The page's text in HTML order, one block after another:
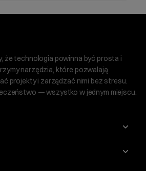
że technologia powinna być prosta i
narzędzia, które pozwalają
projekty i zarządzać nimi bez stresu.
— wszystko w jednym miejscu.